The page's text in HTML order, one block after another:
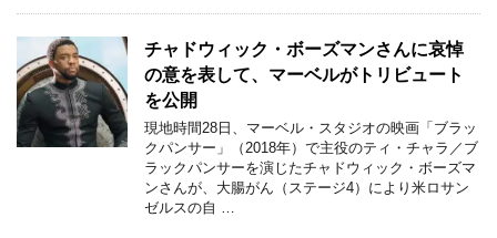
チャドウィック・ボーズマンさんに哀悼
の意を表して、マーベルがトリビュート
を公開
現地時間28日、マーベル・スタジオの映画「ブラッ
クパンサー」（2018年）で主役のティ・チャラ／ブ
ラックパンサーを演じたチャドウィック・ボーズマ
ンさんが、大腸がん（ステージ4）により米ロサン
ゼルスの自 …